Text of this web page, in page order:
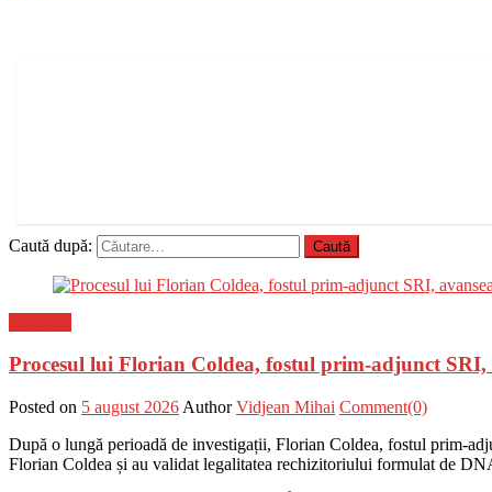
Caută după:
Procesul lui Florian Coldea, fostul prim-adjunct
Posted on 5 august 2026 Author Vidjean Mihai Comment(0)
După o lungă perioadă de investigații, Florian Coldea, fostul prim-
Florian Coldea și au validat legalitatea rechizitoriului formulat de